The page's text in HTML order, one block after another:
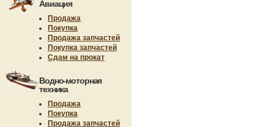
Авиация
Продажа
Покупка
Продажа запчастей
Покупка запчастей
Сдам на прокат
Водно-моторная
техника
Продажа
Покупка
Продажа запчастей